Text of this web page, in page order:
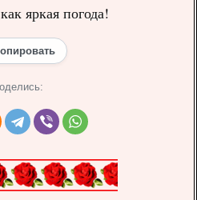
яркая погода!